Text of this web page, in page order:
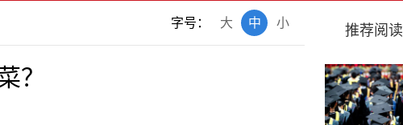
字号： 小
中
大
？
推荐阅读